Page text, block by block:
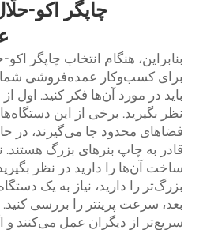
چاپگر اکو-
بنابراین، هنگام انتخاب چاپگر
برای کسب‌وکار عمده‌فروشی
باید در مورد آن‌ها فکر کنید. اول از
نظر بگیرید. برخی از این
فضاهای محدود جا می‌گیرند، در
قادر به چاپ بنر‌های بزرگ هستند.
ساخت آن‌ها را دارید در نظر
بزرگ‌تر را دارید، نیاز به یک
بعد، سرعت پرینتر را بررسی کنید.
سریع‌تر از دیگران عمل می‌کنند